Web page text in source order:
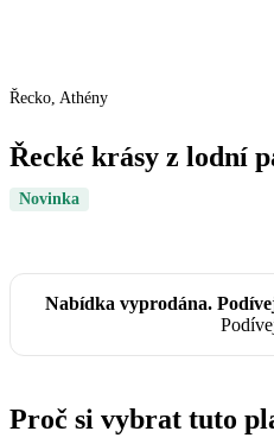
Řecko, Athény
Řecké krásy z lodní
Novinka
Nabídka vyprodána.
Proč si vybrat tuto